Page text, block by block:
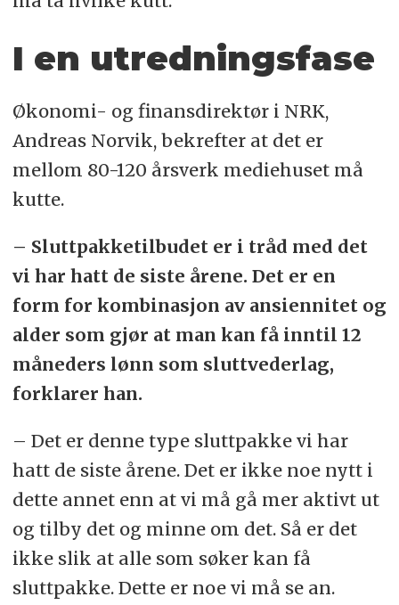
I en utredningsfase
Økonomi- og finansdirektør i NRK,
Andreas Norvik, bekrefter at det er
mellom 80-120 årsverk mediehuset må
kutte.
– Sluttpakketilbudet er i tråd med det
vi har hatt de siste årene. Det er en
form for kombinasjon av ansiennitet og
alder som gjør at man kan få inntil 12
måneders lønn som sluttvederlag,
forklarer han.
– Det er denne type sluttpakke vi har
hatt de siste årene. Det er ikke noe nytt i
dette annet enn at vi må gå mer aktivt ut
og tilby det og minne om det. Så er det
ikke slik at alle som søker kan få
sluttpakke. Dette er noe vi må se an.